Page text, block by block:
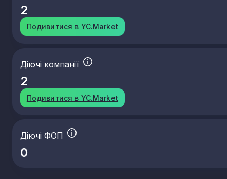
2
Подивитися в YC.Market
Діючі компанії
2
Подивитися в YC.Market
Діючі ФОП
0